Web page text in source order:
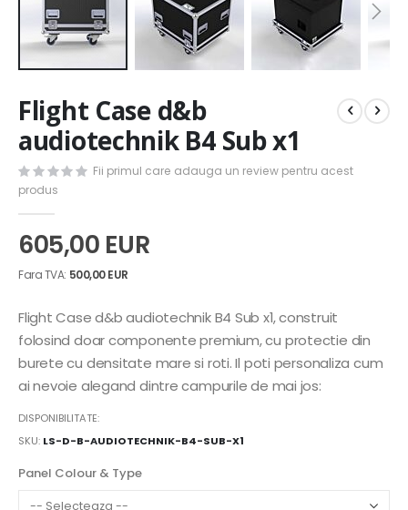
to
the
beginning
of
the
images
gallery
Flight Case d&b
audiotechnik B4 Sub x1
Fii primul care adauga un review pentru acest
produs
605,00 EUR
500,00 EUR
Flight Case d&b audiotechnik B4 Sub x1, construit
folosind doar componente premium, cu protectie din
burete cu densitate mare si roti. Il poti personaliza cum
ai nevoie alegand dintre campurile de mai jos:
DISPONIBILITATE:
SKU LS-D-B-AUDIOTECHNIK-B4-SUB-X1
Panel Colour & Type